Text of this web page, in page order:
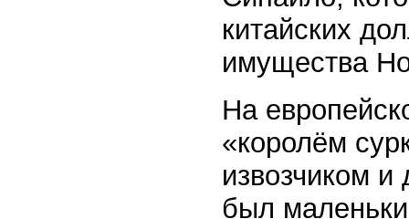
китайских
имущества
На
«королём
извозчиком и
был